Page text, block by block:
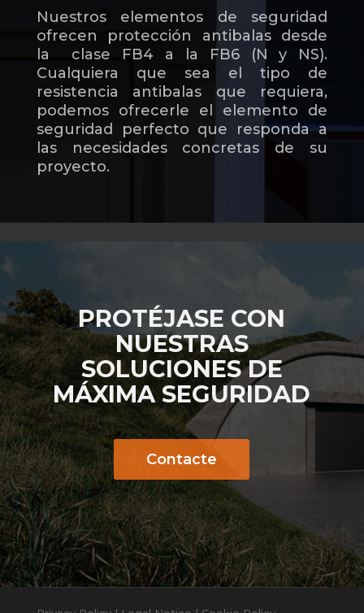
Nuestros elementos de seguridad
ofrecen protección antibalas desde
la clase FB4 a la FB6 (N y NS).
Cualquiera que sea el tipo de
resistencia antibalas que requiera,
podemos ofrecerle el elemento de
seguridad perfecto que responda a
las necesidades concretas de su
proyecto.
PROTÉJASE CON
NUESTRAS
SOLUCIONES DE
MÁXIMA SEGURIDAD
Contacte